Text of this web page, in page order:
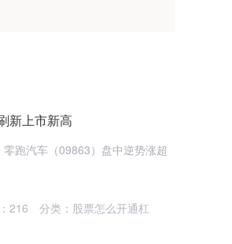
新上市新高
跑汽车（09863）盘中逆势涨超
216 分类： 股票怎么开通杠